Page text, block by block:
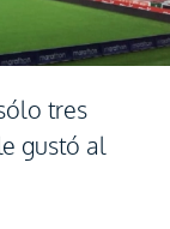
tres
gustó al